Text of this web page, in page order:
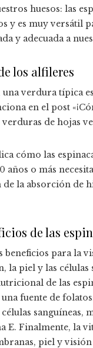
huesos: las
y es muy versátil
y adecuada a
los alfileres
una verdura típica
en el post
de hojas
cómo las
años o más
la absorción de
de las
beneficios para la
la piel y las células
de las
una fuente de
sanguíneas,
E. Finalmente, la
piel y